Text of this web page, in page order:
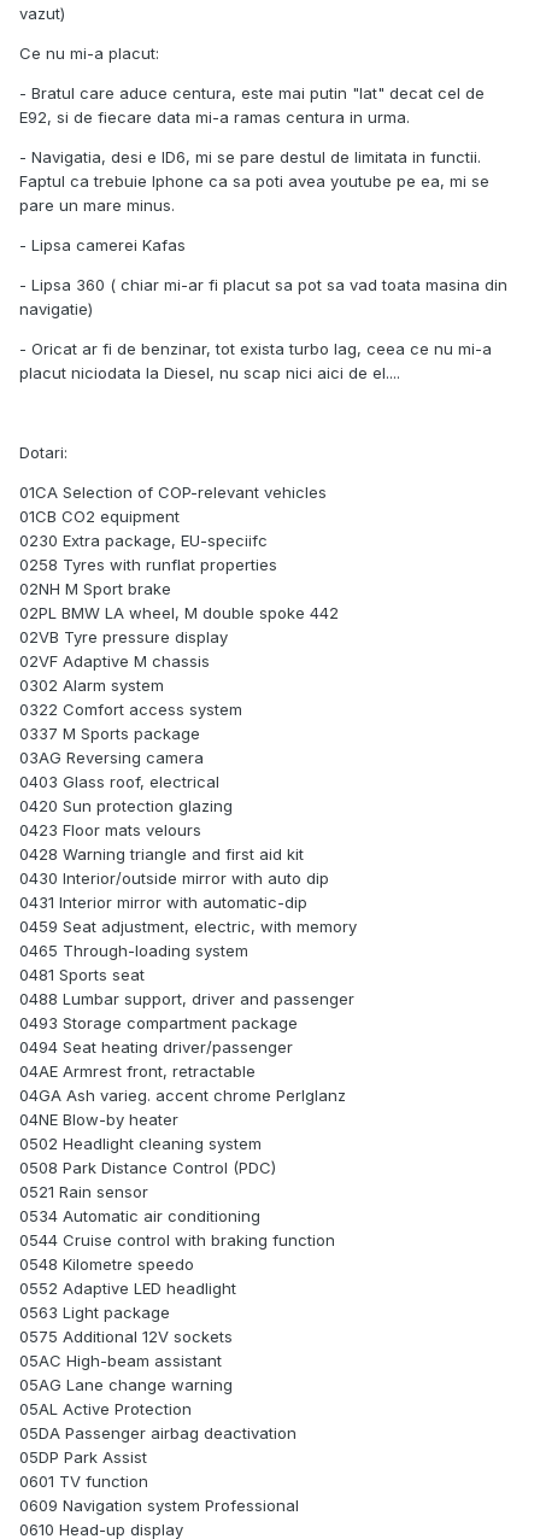
vazut)
Ce nu mi-a placut:
- Bratul care aduce centura, este mai putin "lat" decat cel de
E92, si de fiecare data mi-a ramas centura in urma.
- Navigatia, desi e ID6, mi se pare destul de limitata in functii.
Faptul ca trebuie Iphone ca sa poti avea youtube pe ea, mi se
pare un mare minus.
- Lipsa camerei Kafas
- Lipsa 360 ( chiar mi-ar fi placut sa pot sa vad toata masina din
navigatie)
- Oricat ar fi de benzinar, tot exista turbo lag, ceea ce nu mi-a
placut niciodata la Diesel, nu scap nici aici de el....
Dotari:
01CA Selection of COP-relevant vehicles
01CB CO2 equipment
0230 Extra package, EU-speciifc
0258 Tyres with runflat properties
02NH M Sport brake
02PL BMW LA wheel, M double spoke 442
02VB Tyre pressure display
02VF Adaptive M chassis
0302 Alarm system
0322 Comfort access system
0337 M Sports package
03AG Reversing camera
0403 Glass roof, electrical
0420 Sun protection glazing
0423 Floor mats velours
0428 Warning triangle and first aid kit
0430 Interior/outside mirror with auto dip
0431 Interior mirror with automatic-dip
0459 Seat adjustment, electric, with memory
0465 Through-loading system
0481 Sports seat
0488 Lumbar support, driver and passenger
0493 Storage compartment package
0494 Seat heating driver/passenger
04AE Armrest front, retractable
04GA Ash varieg. accent chrome Perlglanz
04NE Blow-by heater
0502 Headlight cleaning system
0508 Park Distance Control (PDC)
0521 Rain sensor
0534 Automatic air conditioning
0544 Cruise control with braking function
0548 Kilometre speedo
0552 Adaptive LED headlight
0563 Light package
0575 Additional 12V sockets
05AC High-beam assistant
05AG Lane change warning
05AL Active Protection
05DA Passenger airbag deactivation
05DP Park Assist
0601 TV function
0609 Navigation system Professional
0610 Head-up display